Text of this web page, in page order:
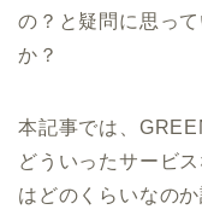
の？と疑問に思っ
か？
本記事では、
どういったサービ
はどのくらいなの